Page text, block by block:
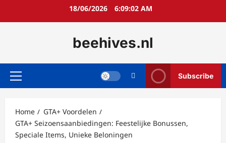
18/06/2026 6:09:03 AM
beehives.nl
Primary
Subscribe
Home
GTA+ Voordelen
GTA+ Seizoensaanbiedingen: Feestelijke Bonussen,
Speciale Items, Unieke Beloningen